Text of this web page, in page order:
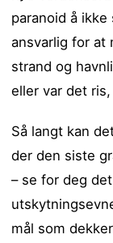
paranoid å
ansvarlig for at
strand og
eller var det
Så langt kan
der den siste
– se for deg
mål som